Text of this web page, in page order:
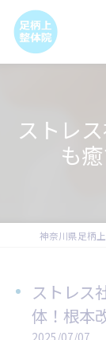
ストレ
も
ストレス
体！根本
2025/07/07